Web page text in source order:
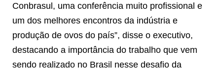
Conbrasul, uma conferência muito profissional e
um dos melhores encontros da indústria e
produção de ovos do país”, disse o executivo,
destacando a importância do trabalho que vem
sendo realizado no Brasil nesse desafio da